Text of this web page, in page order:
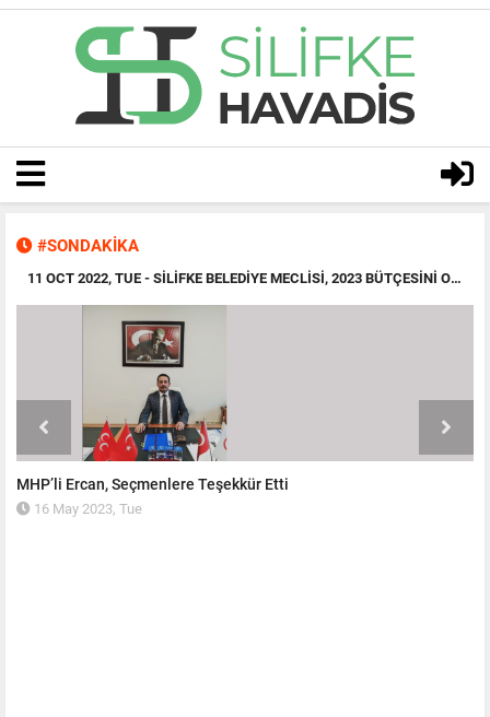
#SONDAKİKA
11 OCT 2022, TUE - SILIFKE BELEDIYE MECLISI, 2023 BÜTÇESINI ONAYLADI!
MHP’li Ercan, Seçmenlere Teşekkür Etti
16 May 2023, Tue